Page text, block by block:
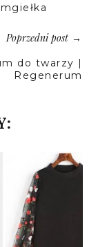
Poprzedni post→
do twarzy |
Regenerum